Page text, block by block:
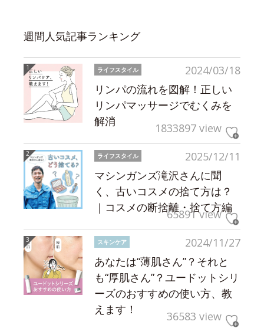
週間人気記事ランキング
2024/03/18
ライフスタイル
リンパの流れを図解！正しい
リンパマッサージでむくみを
解消
1833897 view
2025/12/11
ライフスタイル
マシンガンズ滝沢さんに聞
く、古いコスメの捨て方は？
｜コスメの断捨離・捨て方編
65891 view
2024/11/27
スキンケア
あなたは“薄肌さん”？それと
も“厚肌さん”？ユードットシリ
ーズのおすすめの使い方、教
えます！
36583 view